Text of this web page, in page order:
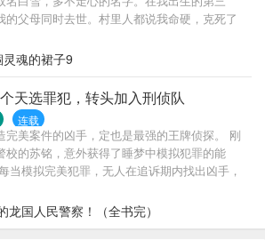
就让它差点死掉。 “再不说我弄死你。”
的父母同时去世。村里人都说我命硬，克死了
到了不该见的东西，姥姥跟我说，我是天生的
，让我看见可怕的东西，不要声张，后来姥姥
活我，把我带了市内，开了一家纸扎铺……
魂的裙子9
天选罪犯，转头加入刑侦队
连载
完美案件的凶手，定也是最强的王牌侦探。 刚
校的苏铭，意外获得了睡梦中模拟犯罪的能
当模拟完美犯罪，无人在追诉期内找出凶手，
，获得无数技能。 本应成为头号罪犯的苏铭，
转身加入刑侦大队。 所有案件在其眼中，如同
龙国人民警察！（全书完）